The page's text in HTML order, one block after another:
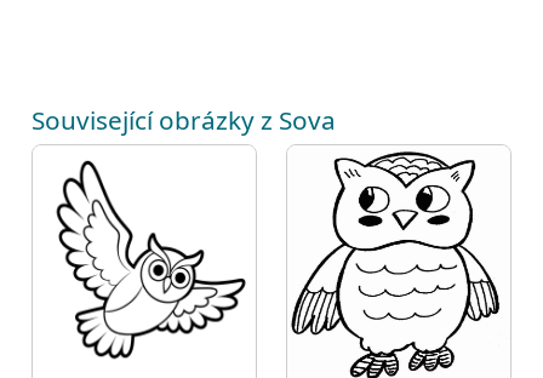
Související obrázky z Sova